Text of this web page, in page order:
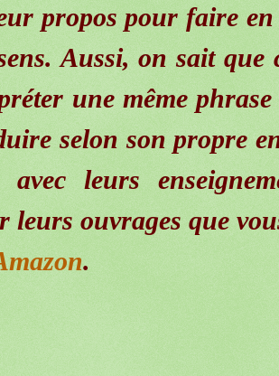
propos pour faire en
Aussi, on sait
une même
selon son propre
avec leurs
leurs ouvrages que
.